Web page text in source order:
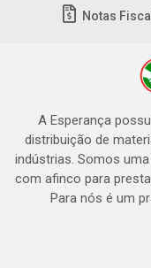
Notas
A Esperança
distribuição de
indústrias. Somos
com afinco para
Para nós é um